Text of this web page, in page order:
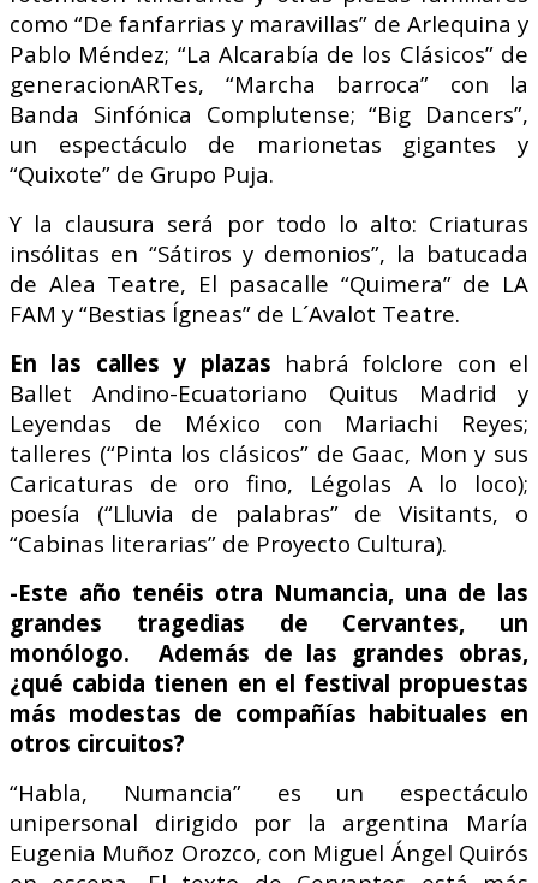
como “De fanfarrias y maravillas” de Arlequina y
Pablo Méndez; “La Alcarabía de los Clásicos” de
generacionARTes, “Marcha barroca” con la
Banda Sinfónica Complutense; “Big Dancers”,
un espectáculo de marionetas gigantes y
“Quixote” de Grupo Puja.
Y la clausura será por todo lo alto: Criaturas
insólitas en “Sátiros y demonios”, la batucada
de Alea Teatre, El pasacalle “Quimera” de LA
FAM y “Bestias Ígneas” de L´Avalot Teatre.
En las calles y plazas habrá folclore con el
Ballet Andino-Ecuatoriano Quitus Madrid y
Leyendas de México con Mariachi Reyes;
talleres (“Pinta los clásicos” de Gaac, Mon y sus
Caricaturas de oro fino, Légolas A lo loco);
poesía (“Lluvia de palabras” de Visitants, o
“Cabinas literarias” de Proyecto Cultura).
-Este año tenéis otra Numancia, una de las
grandes tragedias de Cervantes, un
monólogo. Además de las grandes obras,
¿qué cabida tienen en el festival propuestas
más modestas de compañías habituales en
otros circuitos?
“Habla, Numancia” es un espectáculo
unipersonal dirigido por la argentina María
Eugenia Muñoz Orozco, con Miguel Ángel Quirós